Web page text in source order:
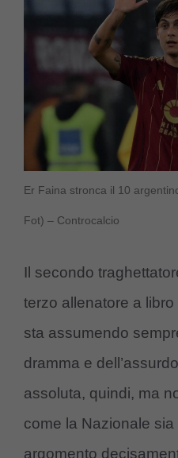
Er Faina stronca il 10
Fot) – Controcalcio
Il secondo
terzo allenatore a
sta assumendo
dramma e
assoluta, quindi, ma
come la Nazionale
argomento